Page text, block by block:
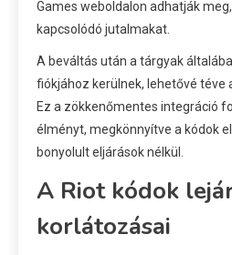
Games weboldalon adhatják
kapcsolódó jutalmakat.
A beváltás után a tárgyak
fiókjához kerülnek, lehetővé téve
Ez a zökkenőmentes integráció
élményt, megkönnyítve a kódok
bonyolult eljárások nélkül.
A Riot kódok
korlátozásai